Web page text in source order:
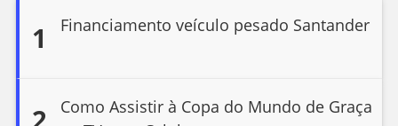
1 Financiamento veículo pesado Santander
Como Assistir à Copa do Mundo de Graça